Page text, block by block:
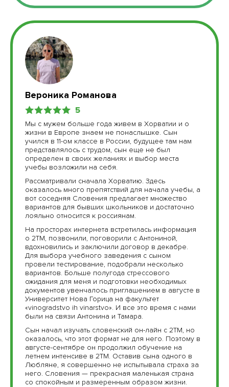
Вероника Романова
5
Мы с мужем больше года живем в Хорватии и о
жизни в Европе знаем не понаслышке. Сын
учился в 11-ом классе в России, будущее там нам
представлялось с трудом, сын еще не был
определен в своих желаниях и выбор места
учебы возложили на себя.
Рассматривали сначала Хорватию. Здесь
оказалось много препятствий для начала учебы, а
вот соседняя Словения предлагает множество
вариантов для бывших школьников и достаточно
лояльно относится к россиянам.
На просторах интернета встретилась информация
о 2ТМ, позвонили, поговорили с Антониной,
вдохновились и заключили договор в декабре.
Для выбора учебного заведения с сыном
провели тестирование, подобрали несколько
вариантов. Больше полугода стрессового
ожидания для меня и подготовки необходимых
документов увенчалось приглашением в августе в
Университет Нова Горица на факультет
«vinogradstvo ih vinarstvo». И все это время с нами
были на связи Антонина и Тамара.
Сын начал изучать словенский он-лайн с 2ТМ, но
оказалось, что этот формат не для него. Поэтому в
августе-сентябре он продолжил обучение на
летнем интенсиве в 2ТМ. Оставив сына одного в
Любляне, я совершенно не испытывала страха за
него. Словения — прекрасная маленькая страна
со спокойным и размеренным образом жизни.